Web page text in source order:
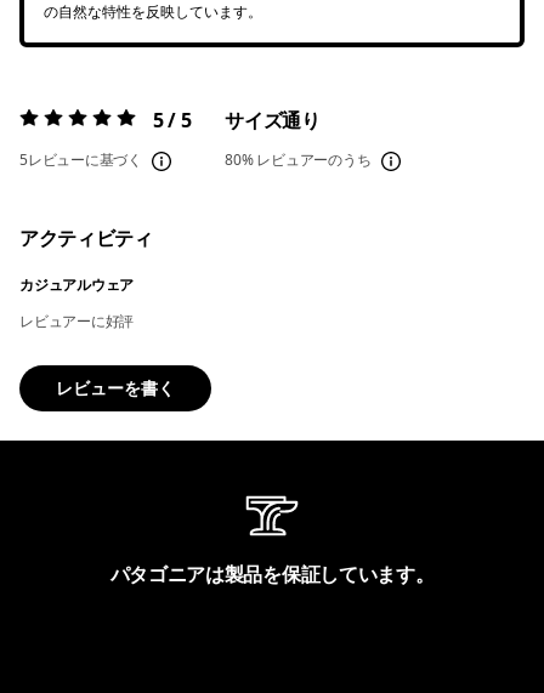
の自然な特性を反映しています。
評価:5 / 5 5 / 5
5レビューに基づく
サイズ通り
80%レビュアーのうち
アクティビティ
カジュアルウェア
レビュアーに好評
レビューを書く
パタゴニアは製品を保証しています。